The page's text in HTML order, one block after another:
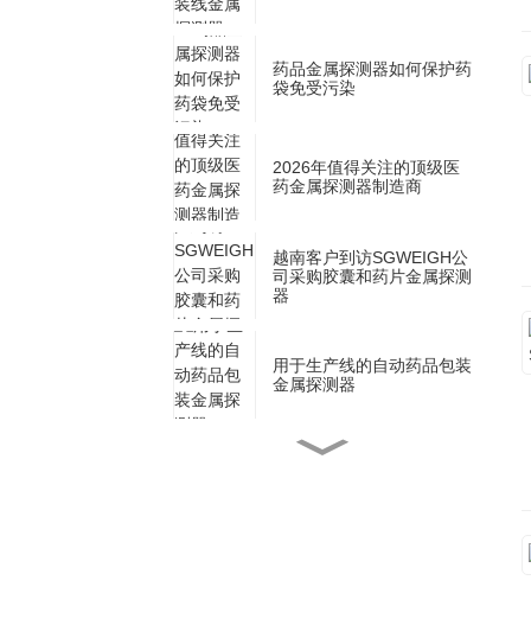
药品金属探测器如何保护药
袋免受污染
2026年值得关注的顶级医
药金属探测器制造商
越南客户到访SGWEIGH公
司采购胶囊和药片金属探测
器
用于生产线的自动药品包装
金属探测器
多通道粉末包装机与单通道